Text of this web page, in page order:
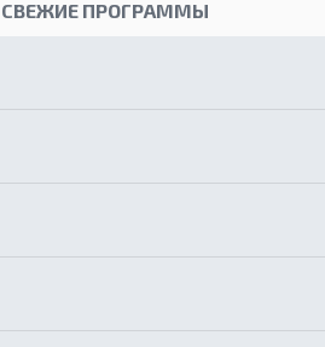
СВЕЖИЕ ПРОГРАММЫ